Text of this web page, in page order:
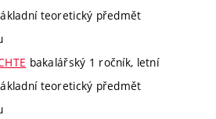
teoretický předmět
bakalářský 1 ročník, letní
teoretický předmět